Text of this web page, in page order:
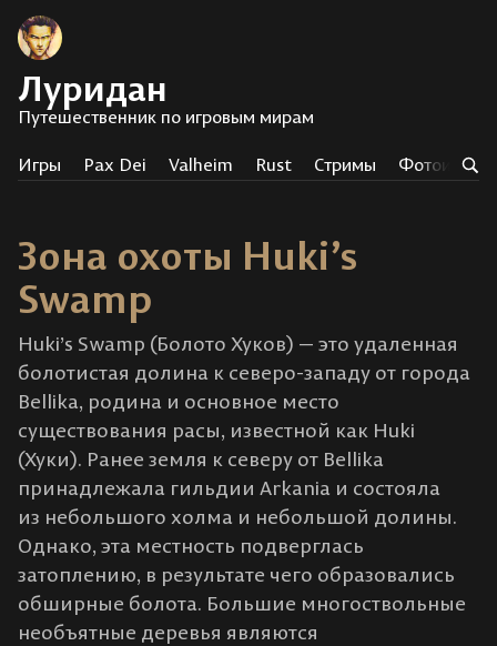
Луридан
Путешественник по игровым мирам
Игры Pax Dei Valheim Rust Стримы
Зона охоты Huki’s
Swamp
Huki’s Swamp (Болото Хуков) — это удаленная
болотистая долина к северо-западу от города
Bellika, родина и основное место
существования расы, известной как Huki
(Хуки). Ранее земля к северу от Bellika
принадлежала гильдии Arkania и состояла
из небольшого холма и небольшой долины.
Однако, эта местность подверглась
затоплению, в результате чего образовались
обширные болота. Большие многоствольные
необъятные деревья являются